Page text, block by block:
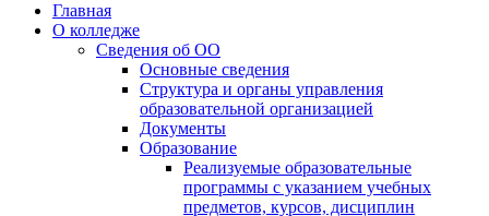
Главная
О колледже
Сведения об ОО
Основные сведения
Структура и органы управления
образовательной организацией
Документы
Образование
Реализуемые образовательные
программы с указанием учебных
предметов, курсов, дисциплин